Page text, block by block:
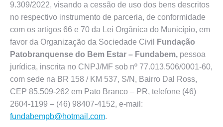
9.309/2022, visando a cessão de uso dos bens descritos
no respectivo instrumento de parceria, de conformidade
com os artigos 66 e 70 da Lei Orgânica do Município, em
favor da Organização da Sociedade Civil
Fundação
Patobranquense do Bem Estar – Fundabem, pessoa
jurídica, inscrita no CNPJ/MF sob nº 77.013.506/0001-60,
com sede na BR 158 / KM 537, S/N, Bairro Dal Ross,
CEP 85.509-262 em Pato Branco – PR, telefone (46)
2604-1199 – (46) 98407-4152, e-mail:
fundabempb@hotmail.com.